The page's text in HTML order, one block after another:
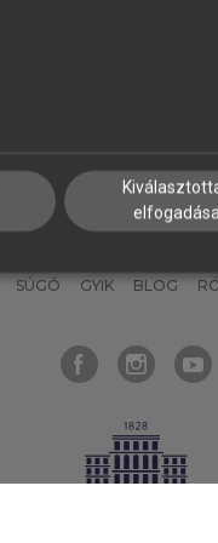
SÚGÓ GYIK BLOG
elfogadása